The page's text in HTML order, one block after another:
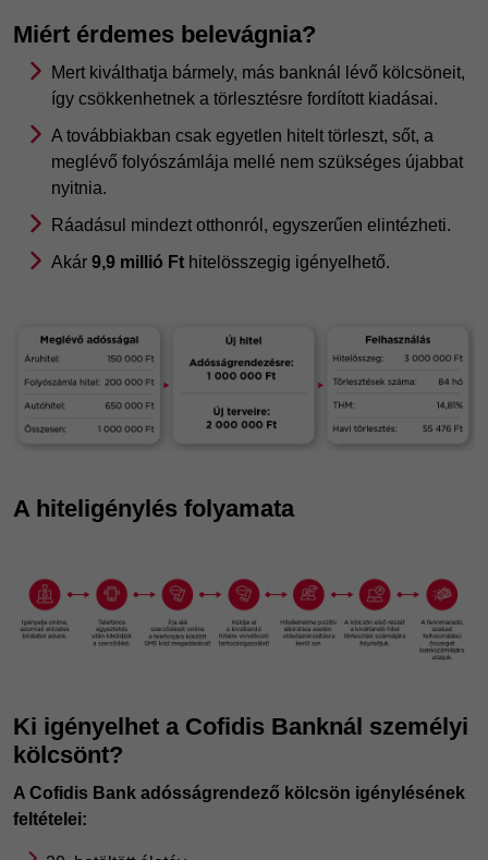
Miért érdemes belevágnia?
Mert kiválthatja bármely, más banknál lévő kölcsöneit,
így csökkenhetnek a törlesztésre fordított kiadásai.
A továbbiakban csak egyetlen hitelt törleszt, sőt, a
meglévő folyószámlája mellé nem szükséges újabbat
nyitnia.
Ráadásul mindezt otthonról, egyszerűen elintézheti.
Akár 9,9 millió Ft hitelösszegig igényelhető.
A hiteligénylés folyamata
Ki igényelhet a Cofidis Banknál személyi
kölcsönt?
A Cofidis Bank adósságrendező kölcsön igénylésének
feltételei: